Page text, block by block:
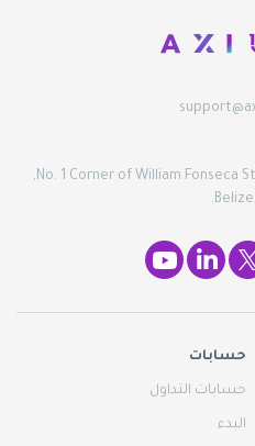
No. 1 Corner of William Fonseca
حسابات
حسابات التداول
البدء